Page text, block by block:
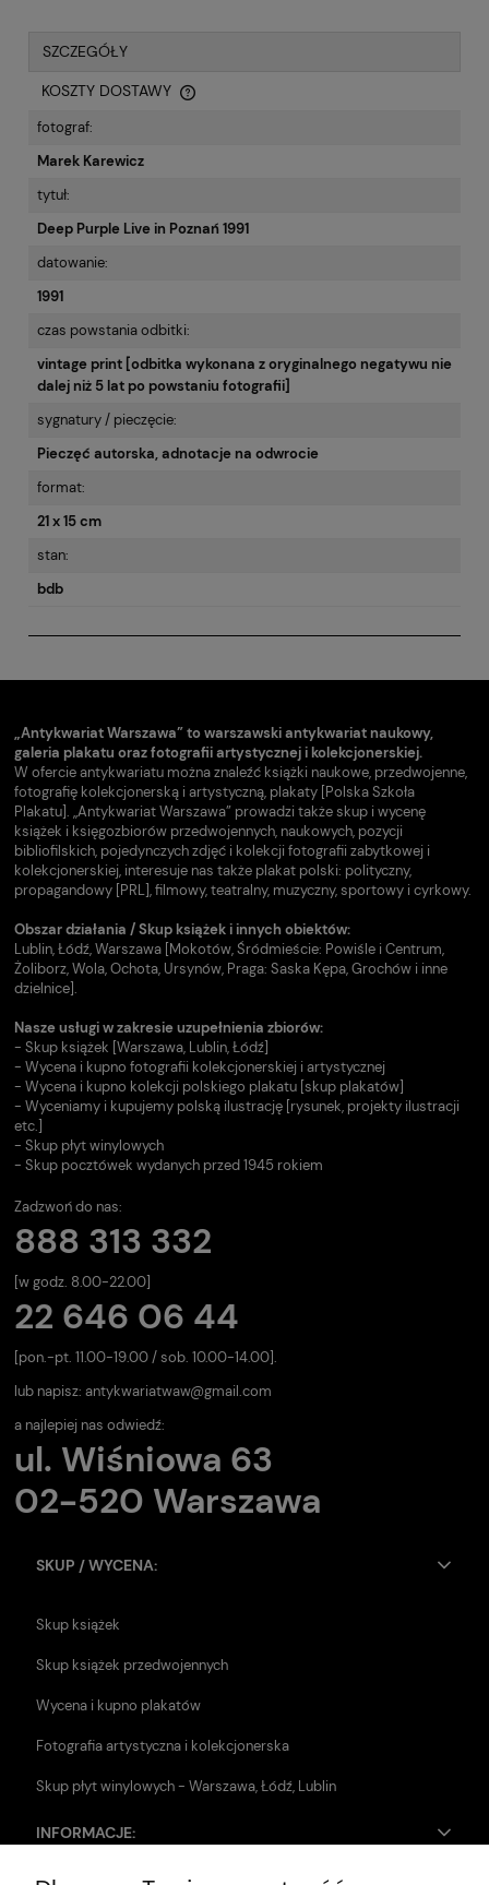
SZCZEGÓŁY
KOSZTY DOSTAWY
CENA NIE ZAWIERA EWENTUALNYCH KOSZTÓW PŁATNOŚCI
fotograf:
Marek Karewicz
tytuł:
Deep Purple Live in Poznań 1991
datowanie:
1991
czas powstania odbitki:
vintage print [odbitka wykonana z oryginalnego negatywu nie
dalej niż 5 lat po powstaniu fotografii]
sygnatury / pieczęcie:
Pieczęć autorska, adnotacje na odwrocie
format:
21 x 15 cm
stan:
bdb
„Antykwariat Warszawa” to warszawski antykwariat naukowy,
galeria plakatu oraz fotografii artystycznej i kolekcjonerskiej.
W ofercie antykwariatu można znaleźć książki naukowe, przedwojenne,
fotografię kolekcjonerską i artystyczną, plakaty [Polska Szkoła
Plakatu]. „Antykwariat Warszawa” prowadzi także skup i wycenę
książek i księgozbiorów przedwojennych, naukowych, pozycji
bibliofilskich, pojedynczych zdjęć i kolekcji fotografii zabytkowej i
kolekcjonerskiej, interesuje nas także plakat polski: polityczny,
propagandowy [PRL], filmowy, teatralny, muzyczny, sportowy i cyrkowy.
Obszar działania / Skup książek i innych obiektów:
Lublin, Łódź, Warszawa [Mokotów, Śródmieście: Powiśle i Centrum,
Żoliborz, Wola, Ochota, Ursynów, Praga: Saska Kępa, Grochów i inne
dzielnice].
Nasze usługi w zakresie uzupełnienia zbiorów:
- Skup książek [Warszawa, Lublin, Łódź]
- Wycena i kupno fotografii kolekcjonerskiej i artystycznej
- Wycena i kupno kolekcji polskiego plakatu [skup plakatów]
- Wyceniamy i kupujemy polską ilustrację [rysunek, projekty ilustracji
etc.]
- Skup płyt winylowych
- Skup pocztówek wydanych przed 1945 rokiem
Zadzwoń do nas:
888 313 332
[w godz. 8.00-22.00]
22 646 06 44
[pon.-pt. 11.00-19.00 / sob. 10.00-14.00].
lub napisz: antykwariatwaw@gmail.com
a najlepiej nas odwiedź:
ul. Wiśniowa 63
02-520 Warszawa
SKUP / WYCENA:
Skup książek
Skup książek przedwojennych
Wycena i kupno plakatów
Fotografia artystyczna i kolekcjonerska
Skup płyt winylowych - Warszawa, Łódź, Lublin
INFORMACJE: